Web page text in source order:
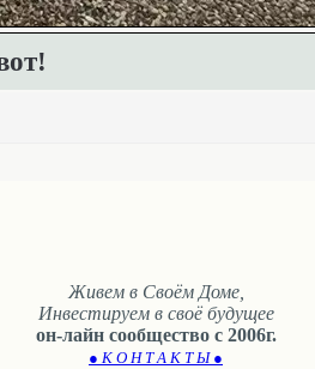
Живем в Своём Доме,
Инвестируем в своё будущее
он-лайн сообщество с 2006г.
● К О Н Т А К Т Ы ●